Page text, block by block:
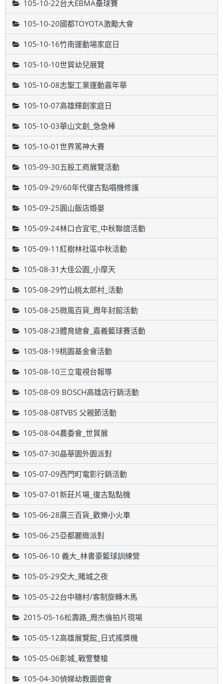
105-10-22台大EBMA壘球賽
105-10-20國都TOYOTA激勵大會
105-10-16竹南運動場家庭日
105-10-10世貿幼兒展覽
105-10-08志聖工業運動嘉年華
105-10-07高雄輝創家庭日
105-10-03華山文創_急急棒
105-10-01世界篤神大賽
105-09-30五股工商展覽活動
105-09-29/60年代復古點唱機修護
105-09-25圓山飯店婚晏
105-09-24林口合宜宅_中秋聯誼活動
105-09-11紅樹林社區中秋活動
105-08-31大佳公園_小摩天
105-08-29竹山桃太郎村_活動
105-08-25微風百貨_周年封館活動
105-08-23體育總會_嘉義籃球賽活動
105-08-19桃園基金會活動
105-08-10三立電視台報導
105-08-09 BOSCH高雄店行銷活動
105-08-08TVBS 父親節活動
105-08-04農委會_世貿展
105-07-30晶華園外園派對
105-07-09西門町電影行銷活動
105-07-01新莊片場_復古點點機
105-06-28廣三百貨_歡樂小火車
105-06-25亞都麗緻派對
105-06-10 義大_林書豪籃球訓練營
105-05-29交大_賭城之夜
105-05-22台中糖村/客制旋轉木馬
2015-05-16松壽路_周杰倫拍片現場
105-05-12高雄展覽館_日式搖獎機
105-05-06影城_戰警雙槍
105-04-30偵娣幼教園遊會